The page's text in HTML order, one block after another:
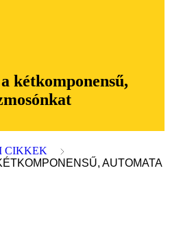
kétkomponensű,
CIKKEK
AUTOMATA